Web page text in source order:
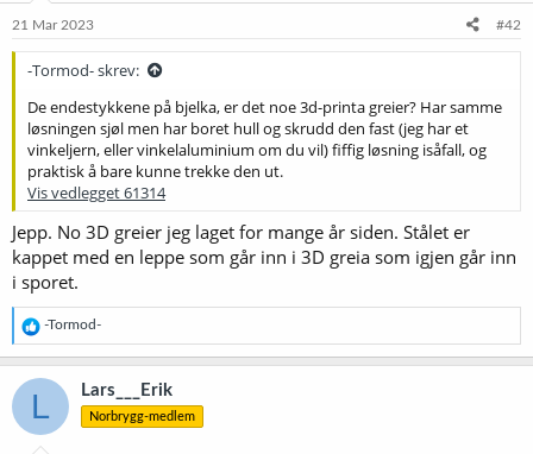
e
21 Mar 2023 #42
-Tormod- skrev:
De endestykkene på bjelka, er det noe 3d-printa greier? Har samme
løsningen sjøl men har boret hull og skrudd den fast (jeg har et
vinkeljern, eller vinkelaluminium om du vil) fiffig løsning isåfall, og
praktisk å bare kunne trekke den ut.
Vis vedlegget 61314
Jepp. No 3D greier jeg laget for mange år siden. Stålet er
kappet med en leppe som går inn i 3D greia som igjen går inn
i sporet.
R
e
a
k
j
o
-Tormod-
L Lars___Erik
Norbrygg-medlem